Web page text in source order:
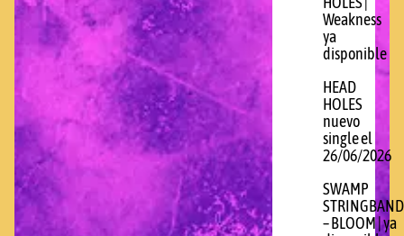
Weakness
ya
disponible
HEAD
HOLES
nuevo
single el
26/06/2026
SWAMP
STRINGBAND
– BLOOM | ya